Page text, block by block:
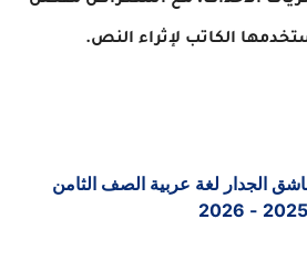
الكاتب لإثراء النص.
الجدار لغة عربية الصف الثامن